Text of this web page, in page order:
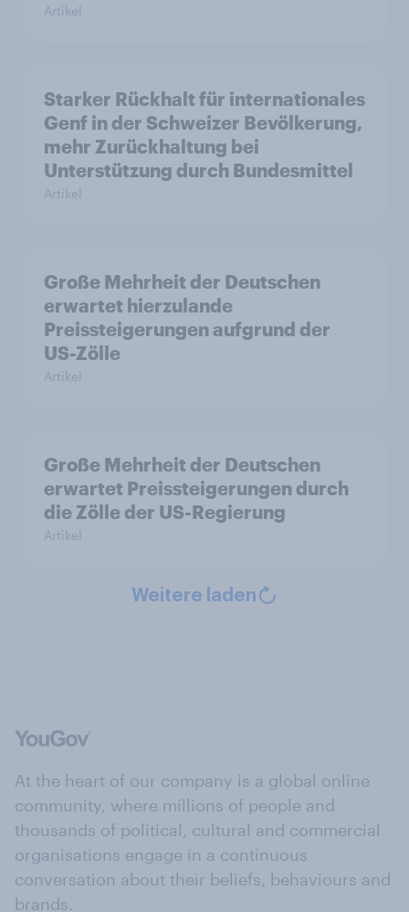
Artikel
Starker Rückhalt für internationales
Genf in der Schweizer Bevölkerung,
mehr Zurückhaltung bei
Unterstützung durch Bundesmittel
Artikel
Große Mehrheit der Deutschen
erwartet hierzulande
Preissteigerungen aufgrund der
US-Zölle
Artikel
Große Mehrheit der Deutschen
erwartet Preissteigerungen durch
die Zölle der US-Regierung
Artikel
Weitere laden
At the heart of our company is a global online
community, where millions of people and
thousands of political, cultural and commercial
organisations engage in a continuous
conversation about their beliefs, behaviours and
brands.